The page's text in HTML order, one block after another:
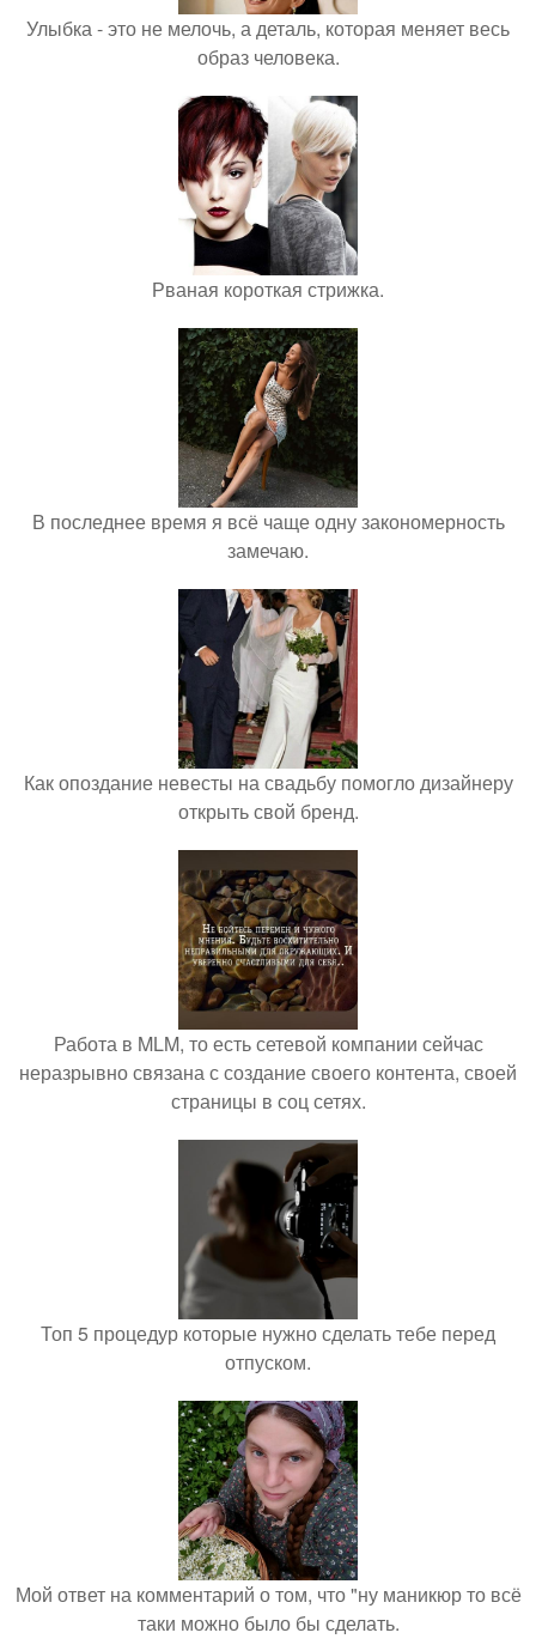
Улыбка - это не мелочь, а деталь, которая меняет весь
образ человека.
Рваная короткая стрижка.
В последнее время я всё чаще одну закономерность
замечаю.
Как опоздание невесты на свадьбу помогло дизайнеру
открыть свой бренд.
Работа в MLM, то есть сетевой компании сейчас
неразрывно связана с создание своего контента, своей
страницы в соц сетях.
Топ 5 процедур которые нужно сделать тебе перед
отпуском.
Мой ответ на комментарий о том, что "ну маникюр то всё
таки можно было бы сделать.